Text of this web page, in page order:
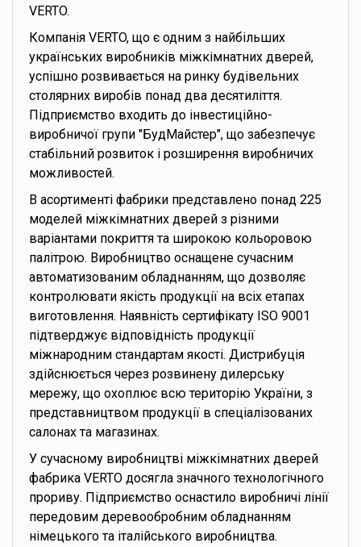
VERTO.
Компанія VERTO, що є одним з найбільших
українських виробників міжкімнатних дверей,
успішно розвивається на ринку будівельних
столярних виробів понад два десятиліття.
Підприємство входить до інвестиційно-
виробничої групи "БудМайстер", що забезпечує
стабільний розвиток і розширення виробничих
можливостей.
В асортименті фабрики представлено понад 225
моделей міжкімнатних дверей з різними
варіантами покриття та широкою кольоровою
палітрою. Виробництво оснащене сучасним
автоматизованим обладнанням, що дозволяє
контролювати якість продукції на всіх етапах
виготовлення. Наявність сертифікату ISO 9001
підтверджує відповідність продукції
міжнародним стандартам якості. Дистрибуція
здійснюється через розвинену дилерську
мережу, що охоплює всю територію України, з
представництвом продукції в спеціалізованих
салонах та магазинах.
У сучасному виробництві міжкімнатних дверей
фабрика VERTO досягла значного технологічного
прориву. Підприємство оснастило виробничі лінії
передовим деревообробним обладнанням
німецького та італійського виробництва.